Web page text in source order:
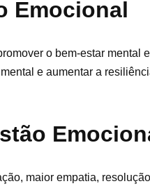
Emocional
o bem-estar mental
e aumentar a
maior empatia,